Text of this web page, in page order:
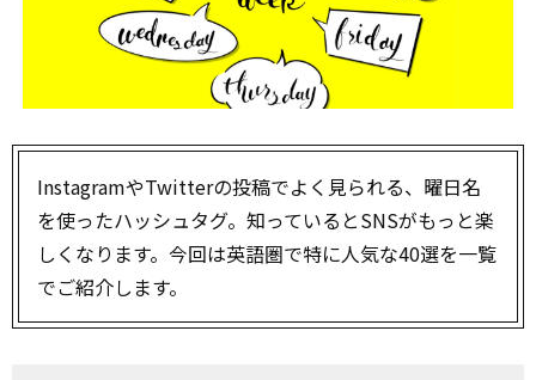
InstagramやTwitterの投稿でよく見られる、曜日名
を使ったハッシュタグ。知っているとSNSがもっと楽
しくなります。今回は英語圏で特に人気な40選を一覧
でご紹介します。